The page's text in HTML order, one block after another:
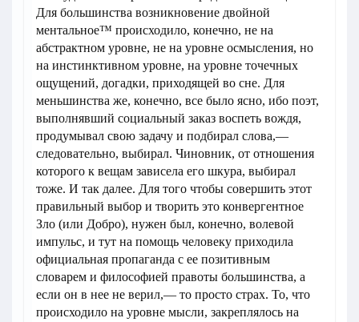
Для большинства возникновение двойной
ментальное™ происходило, конечно, не на
абстрактном уровне, не на уровне осмысления, но
на инстинктивном уровне, на уровне точечных
ощущений, догадки, приходящей во сне. Для
меньшинства же, конечно, все было ясно, ибо поэт,
выполнявший социальный заказ воспеть вождя,
продумывал свою задачу и подбирал слова,—
следовательно, выбирал. Чиновник, от отношения
которого к вещам зависела его шкура, выбирал
тоже. И так далее. Для того чтобы совершить этот
правильный выбор и творить это конвергентное
Зло (или Добро), нужен был, конечно, волевой
импульс, и тут на помощь человеку приходила
официальная пропаганда с ее позитивным
словарем и философией правоты большинства, а
если он в нее не верил,— то просто страх. То, что
происходило на уровне мысли, закреплялось на